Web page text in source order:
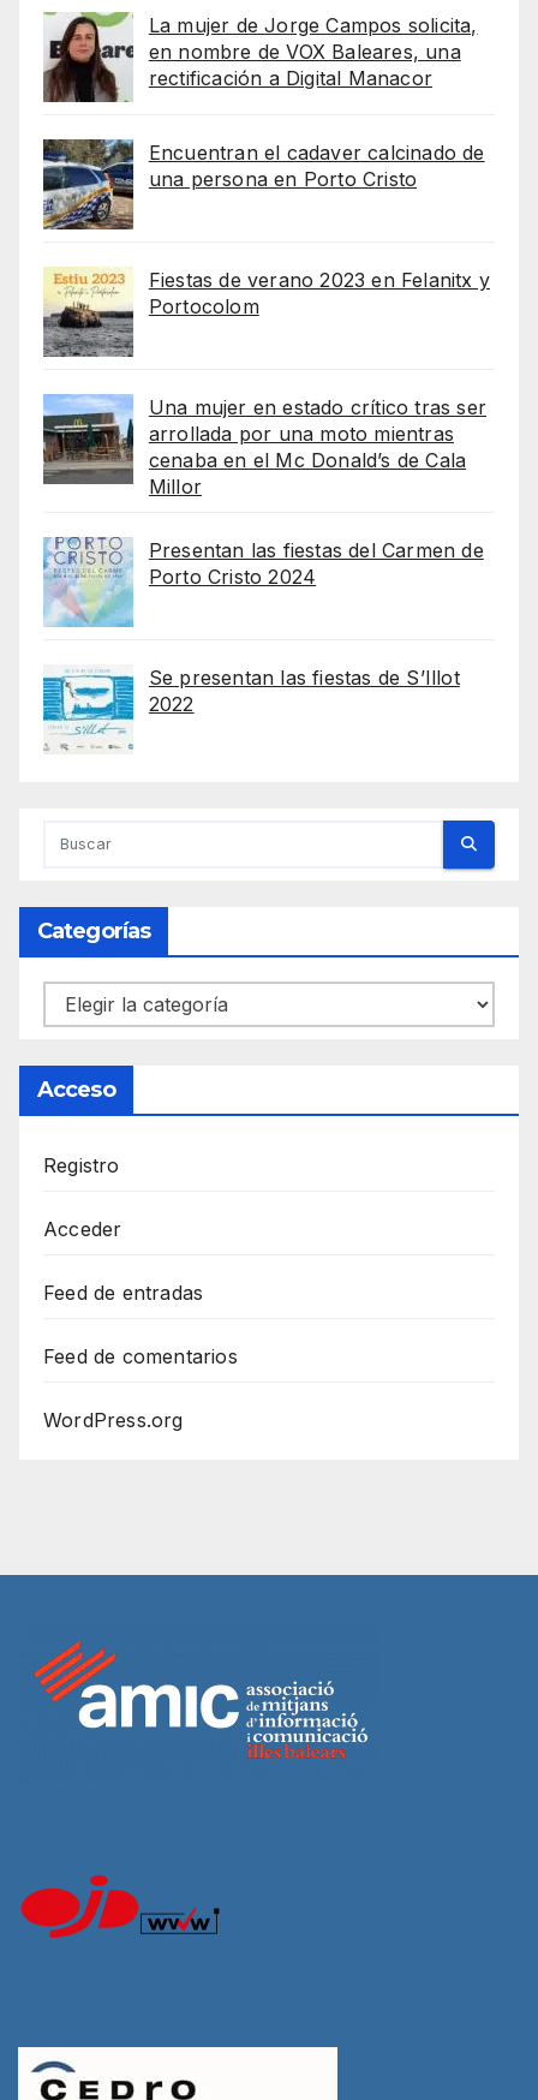
La mujer de Jorge Campos solicita,
en nombre de VOX Baleares, una
rectificación a Digital Manacor
Encuentran el cadaver calcinado de
una persona en Porto Cristo
Fiestas de verano 2023 en Felanitx y
Portocolom
Una mujer en estado crítico tras ser
arrollada por una moto mientras
cenaba en el Mc Donald’s de Cala
Millor
Presentan las fiestas del Carmen de
Porto Cristo 2024
Se presentan las fiestas de S’Illot
2022
Categorías
Categorías
Acceso
Registro
Acceder
Feed de entradas
Feed de comentarios
WordPress.org